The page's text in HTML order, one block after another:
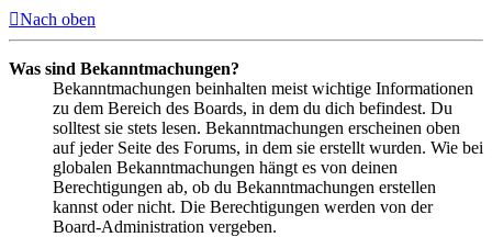
Nach oben
Was sind Bekanntmachungen?
Bekanntmachungen beinhalten meist wichtige Informationen
zu dem Bereich des Boards, in dem du dich befindest. Du
solltest sie stets lesen. Bekanntmachungen erscheinen oben
auf jeder Seite des Forums, in dem sie erstellt wurden. Wie bei
globalen Bekanntmachungen hängt es von deinen
Berechtigungen ab, ob du Bekanntmachungen erstellen
kannst oder nicht. Die Berechtigungen werden von der
Board-Administration vergeben.